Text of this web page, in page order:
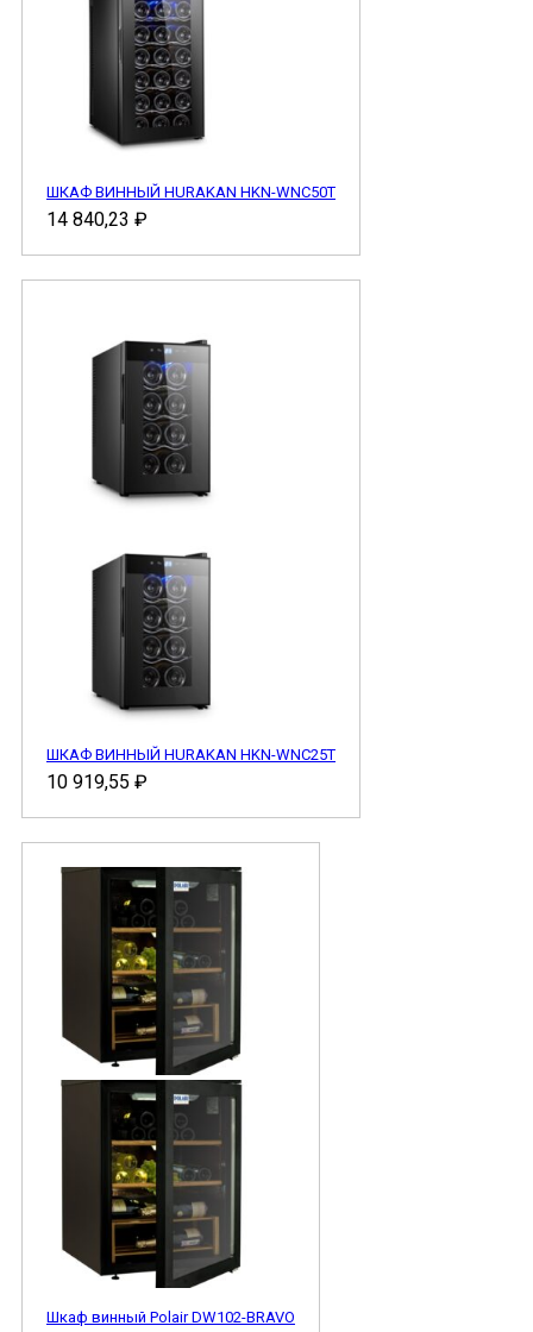
ШКАФ ВИННЫЙ HURAKAN HKN-WNC50T
14 840,23 ₽
ШКАФ ВИННЫЙ HURAKAN HKN-WNC25T
10 919,55 ₽
Шкаф винный Polair DW102-BRAVO